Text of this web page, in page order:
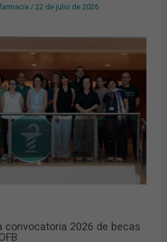
/22 de julio de 2026
convocatoria 2026 de becas